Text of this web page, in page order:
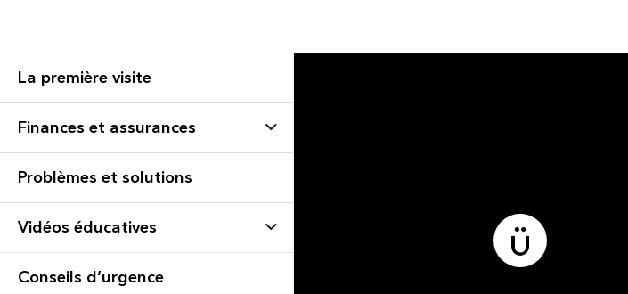
La première visite
Finances et assurances
Problèmes et solutions
Vidéos éducatives
Conseils d’urgence